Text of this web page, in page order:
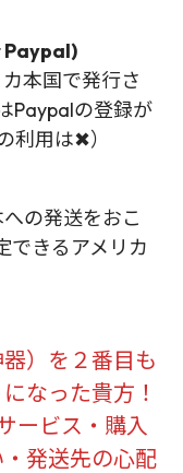
Paypal)
本国で発行さ
Paypalの登録が
利用は✖）
の発送をおこ
できるアメリカ
）を２番目も
なった貴方！
ービス・購入
発送先の心配